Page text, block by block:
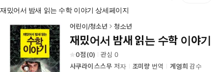
홈
로
이
동
재밌어서 밤새 읽는 수학 이야기 상세페이지
어린이/청소년 청소년
재밌어서 밤새 읽는 수학 이야기
0 (0) 관심 0
사쿠라이 스스무저자 조미량 번역 계영희 감수